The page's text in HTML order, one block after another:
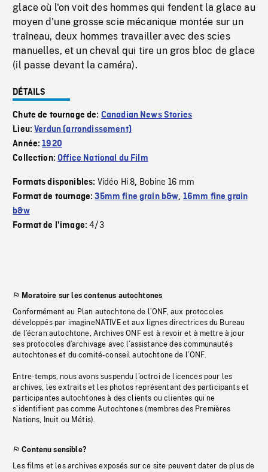
glace où l'on voit des hommes qui fendent la glace au
moyen d'une grosse scie mécanique montée sur un
traîneau, deux hommes travailler avec des scies
manuelles, et un cheval qui tire un gros bloc de glace
(il passe devant la caméra).
DÉTAILS
Chute de tournage de: Canadian News Stories
Lieu:Verdun (arrondissement)
Année:1920
Collection:Office National du Film
Formats disponibles: Vidéo Hi 8, Bobine 16 mm
Format de tournage:35mm fine grain b&w, 16mm fine grain
b&w
Format de l'image:4/3
Moratoire sur les contenus autochtones
Conformément au Plan autochtone de l’ONF, aux protocoles
développés par imagineNATIVE et aux lignes directrices du Bureau
de l’écran autochtone, Archives ONF est à revoir et à mettre à jour
ses protocoles d’archivage avec l’assistance des communautés
autochtones et du comité-conseil autochtone de l’ONF.
Entre-temps, nous avons suspendu l’octroi de licences pour les
archives, les extraits et les photos représentant des participants et
participantes autochtones à des clients ou clientes qui ne
s’identifient pas comme Autochtones (membres des Premières
Nations, Inuit ou Métis).
Contenu sensible?
Les films et les archives exposés sur ce site peuvent dater de plus de